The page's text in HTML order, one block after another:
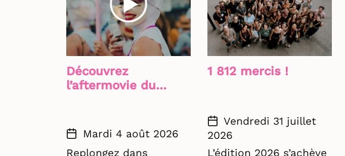
Découvrez
l’aftermovie du
Mardi 4 août 2026
Replongez dans
1 812 mercis !
Vendredi 31 juillet
2026
L’édition 2026 s’achève